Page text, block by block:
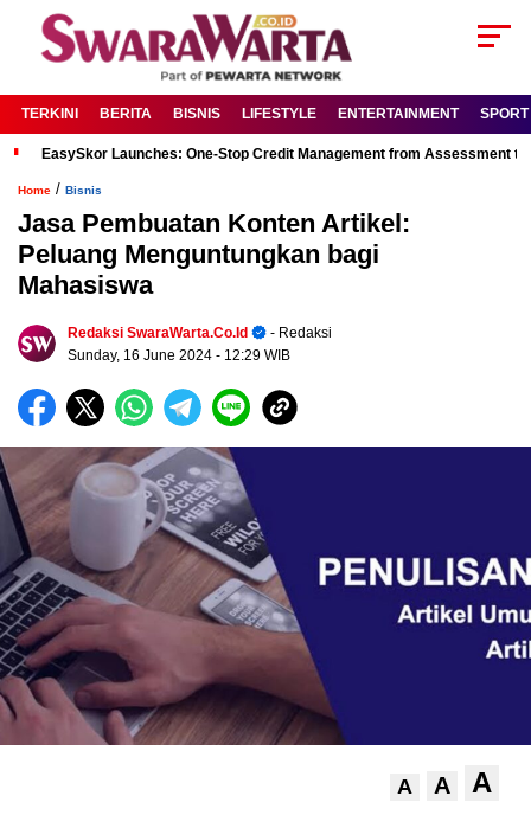
TERKINI BERITA BISNIS LIFESTYLE ENTERTAINMENT SPORT
EasySkor Launches: One-Stop Credit Management from Assessment
Home / Bisnis
Jasa Pembuatan Konten Artikel:
Peluang Menguntungkan bagi
Mahasiswa
Redaksi SwaraWarta.co.id
- Redaksi
Sunday, 16 June 2024 - 12:29 WIB
A A A